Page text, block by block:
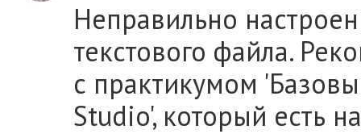
Неправильно
текстового файла.
с практикумом
Studio', который есть